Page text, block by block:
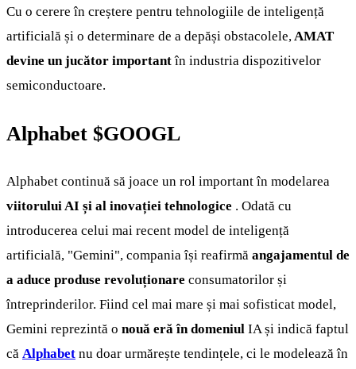
Cu o cerere în creștere pentru tehnologiile de inteligență
artificială și o determinare de a depăși obstacolele,AMAT
devine un jucător importantîn industria dispozitivelor
semiconductoare.
Alphabet $GOOGL
Alphabet continuă să joace un rol important în modelarea
viitorului AI și al inovației tehnologice . Odată cu
introducerea celui mai recent model de inteligență
artificială, "Gemini", compania își reafirmă angajamentul de
a aduce produse revoluționare consumatorilor și
întreprinderilor. Fiind cel mai mare și mai sofisticat model,
Gemini reprezintă o nouă eră în domeniul IA și indică faptul
că Alphabet nu doar urmărește tendințele, ci le modelează în